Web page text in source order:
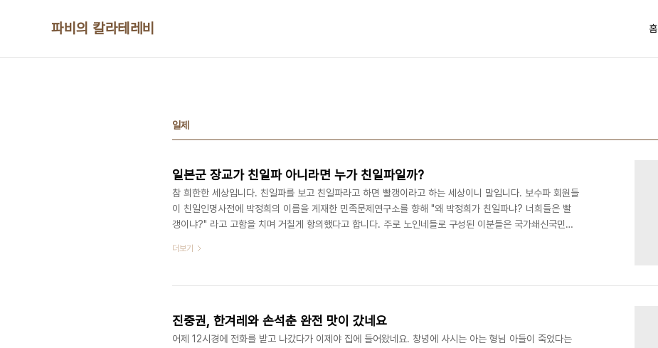
파비의 칼라테레비 홈
일제
일본군 장교가 친일파 아니라면 누가 친일파일까?
참 희한한 세상입니다. 친일파를 보고 친일파라고 하면 빨갱이라고 하는 세상이니 말입니다. 보수파 회원들
이 친일인명사전에 박정희의 이름을 게재한 민족문제연구소를 향해 "왜 박정희가 친일파냐? 너희들은 빨
갱이냐?" 라고 고함을 치며 거칠게 항의했다고 합니다. 주로 노인네들로 구성된 이분들은 국가쇄신국민연
는 뉴라이트 그러고 보니 일전에 김대중 대통령 묘를 국립묘지에서 파내겠다며 난동을 부리고 국립묘지에
소속이라고 했었지요. 어느 신문기사를 보니 매일 그런 류의 집회에 참석하고 동원되는 대가로 점심을 얻어
더보기
진중권, 한겨레와 손석춘 완전 맛이 갔네요
어제 12시경에 전화를 받고 나갔다가 이제야 집에 들어왔네요. 창녕에 사시는 아는 형님 아들이 죽었다는